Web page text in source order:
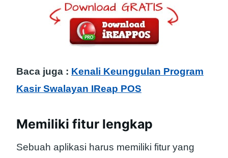
Baca juga : Kenali Keunggulan Program
Kasir Swalayan IReap POS
Memiliki fitur lengkap
Sebuah aplikasi harus memiliki fitur yang